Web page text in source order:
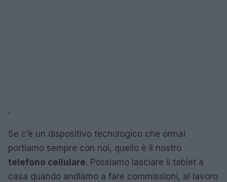
.
Se c’è un dispositivo tecnologico che ormai
portiamo sempre con noi, quello è il nostro
telefono cellulare. Possiamo lasciare il tablet a
casa quando andiamo a fare commissioni, al lavoro